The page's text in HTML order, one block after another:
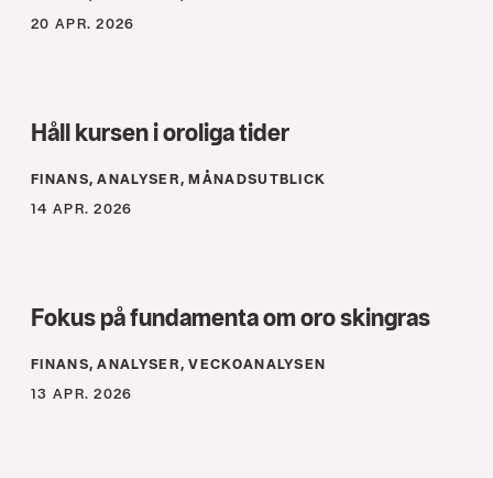
20 APR. 2026
Håll kursen i oroliga tider
FINANS, ANALYSER, MÅNADSUTBLICK
14 APR. 2026
Fokus på fundamenta om oro skingras
FINANS, ANALYSER, VECKOANALYSEN
13 APR. 2026